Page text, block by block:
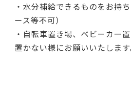
・水分補給できるものをお持
ース等不可）
・自転車置き場、ベビーカー
置かない様にお願いいたします